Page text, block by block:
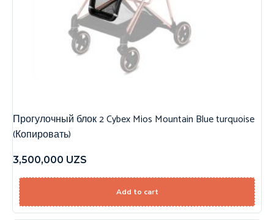
Прогулочный блок 2 Cybex Mios Mountain Blue turquoise
(Копировать)
3,500,000 UZS
Add to cart